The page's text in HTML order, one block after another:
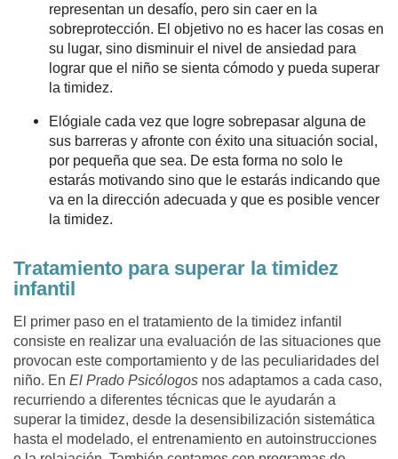
representan un desafío, pero sin caer en la
sobreprotección. El objetivo no es hacer las cosas en
su lugar, sino disminuir el nivel de ansiedad para
lograr que el niño se sienta cómodo y pueda superar
la timidez.
Elógiale cada vez que logre sobrepasar alguna de
sus barreras y afronte con éxito una situación social,
por pequeña que sea. De esta forma no solo le
estarás motivando sino que le estarás indicando que
va en la dirección adecuada y que es posible vencer
la timidez.
Tratamiento para superar la timidez
infantil
El primer paso en el tratamiento de la timidez infantil
consiste en realizar una evaluación de las situaciones que
provocan este comportamiento y de las peculiaridades del
niño. En El Prado Psicólogos nos adaptamos a cada caso,
recurriendo a diferentes técnicas que le ayudarán a
superar la timidez, desde la desensibilización sistemática
hasta el modelado, el entrenamiento en autoinstrucciones